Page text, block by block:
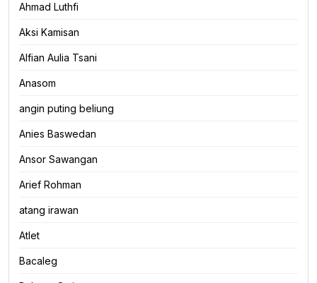
Ahmad Luthfi
Aksi Kamisan
Alfian Aulia Tsani
Anasom
angin puting beliung
Anies Baswedan
Ansor Sawangan
Arief Rohman
atang irawan
Atlet
Bacaleg